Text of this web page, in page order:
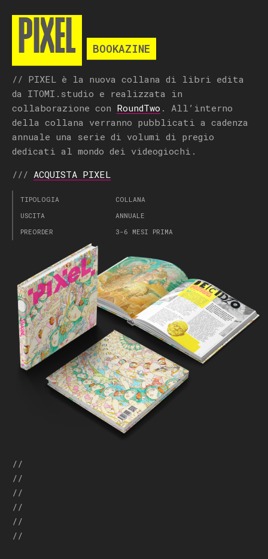
PIXEL BOOKAZINE
// PIXEL è la nuova collana di libri edita
da ITOMI.studio e realizzata in
collaborazione con RoundTwo . All’interno
della collana verranno pubblicati a cadenza
annuale una serie di volumi di pregio
dedicati al mondo dei videogiochi.
/// ACQUISTA PIXEL
TIPOLOGIA
COLLANA
USCITA
ANNUALE
PREORDER
3-6 MESI PRIMA
//
//
//
//
//
//